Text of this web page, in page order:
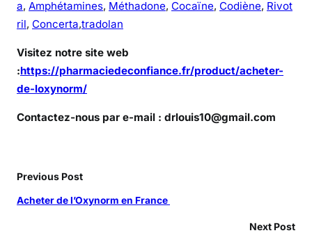
a, Amphétamines, Méthadone, Cocaïne, Codiène, Rivot
ril, Concerta,tradolan
Visitez notre site web
:https://pharmaciedeconfiance.fr/product/acheter-
de-loxynorm/
Contactez-nous par e-mail : drlouis10@gmail.com
Previous Post
Acheter de l’Oxynorm en France
Next Post